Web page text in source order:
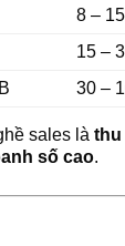
8 –
15 –
30 –
sales là thu
số cao.